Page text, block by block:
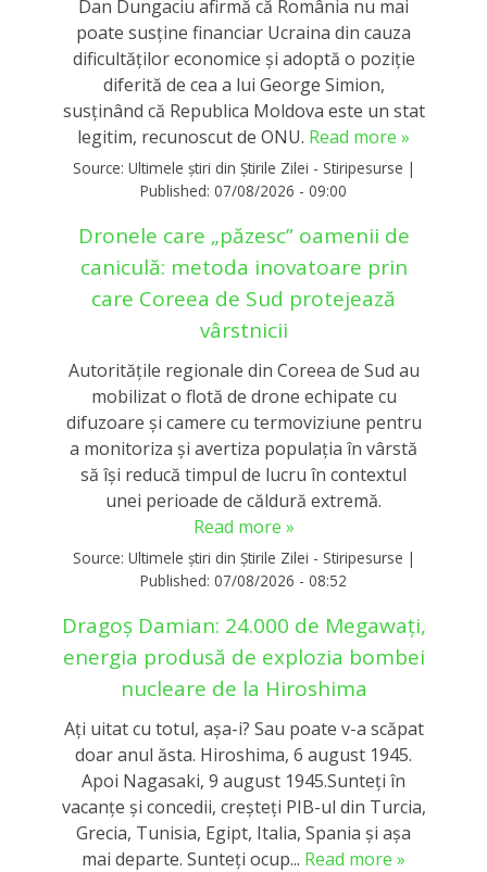
Dan Dungaciu afirmă că România nu mai
poate susține financiar Ucraina din cauza
dificultăților economice și adoptă o poziție
diferită de cea a lui George Simion,
susținând că Republica Moldova este un stat
legitim, recunoscut de ONU. Read more »
Source: Ultimele știri din Știrile Zilei - Stiripesurse |
Published: 07/08/2026 - 09:00
Dronele care „păzesc” oamenii de
caniculă: metoda inovatoare prin
care Coreea de Sud protejează
vârstnicii
Autoritățile regionale din Coreea de Sud au
mobilizat o flotă de drone echipate cu
difuzoare și camere cu termoviziune pentru
a monitoriza și avertiza populația în vârstă
să își reducă timpul de lucru în contextul
unei perioade de căldură extremă.
Read more »
Source: Ultimele știri din Știrile Zilei - Stiripesurse |
Published: 07/08/2026 - 08:52
Dragoș Damian: 24.000 de Megawați,
energia produsă de explozia bombei
nucleare de la Hiroshima
Ați uitat cu totul, așa-i? Sau poate v-a scăpat
doar anul ăsta. Hiroshima, 6 august 1945.
Apoi Nagasaki, 9 august 1945.Sunteți în
vacanțe și concedii, creșteți PIB-ul din Turcia,
Grecia, Tunisia, Egipt, Italia, Spania și așa
mai departe. Sunteți ocup... Read more »